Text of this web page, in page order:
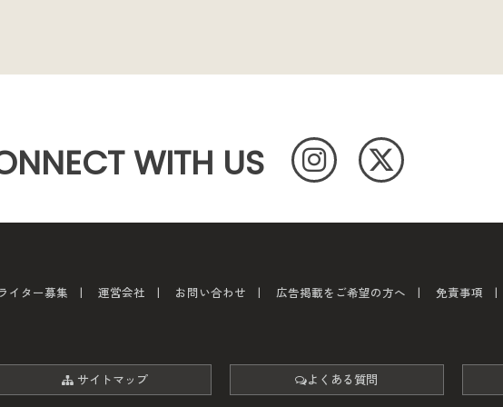
WITH US
イター募集 運営会社 お問い合わせ 広告掲載をご希望の方へ 免責事項
サイトマップ よくある質問